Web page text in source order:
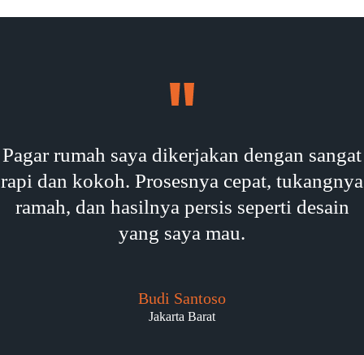
Pagar rumah saya dikerjakan dengan sangat
rapi dan kokoh. Prosesnya cepat, tukangnya
ramah, dan hasilnya persis seperti desain
yang saya mau.
Budi Santoso
Jakarta Barat